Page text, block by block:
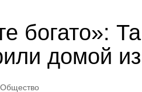
богато»:
домой
Общество